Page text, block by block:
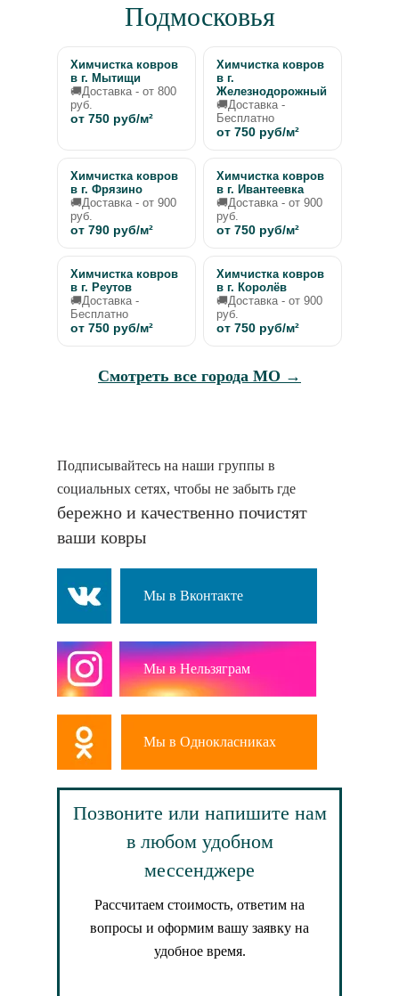
Подмосковья
Химчистка ковров
в г. Мытищи
🚚Доставка - от 800
руб.
от 750 руб/м²
Химчистка ковров
в г.
Железнодорожный
🚚Доставка -
Бесплатно
от 750 руб/м²
Химчистка ковров
в г. Фрязино
🚚Доставка - от 900
руб.
от 790 руб/м²
Химчистка ковров
в г. Ивантеевка
🚚Доставка - от 900
руб.
от 750 руб/м²
Химчистка ковров
в г. Реутов
🚚Доставка -
Бесплатно
от 750 руб/м²
Химчистка ковров
в г. Королёв
🚚Доставка - от 900
руб.
от 750 руб/м²
Смотреть все города МО →
Подписывайтесь на наши группы в
социальных сетях, чтобы не забыть где
бережно и качественно почистят
ваши ковры
Мы в Вконтакте
Мы в Нельзяграм
Мы в Однокласниках
Позвоните или напишите нам
в любом удобном
мессенджере
Рассчитаем стоимость, ответим на
вопросы и оформим вашу заявку на
удобное время.